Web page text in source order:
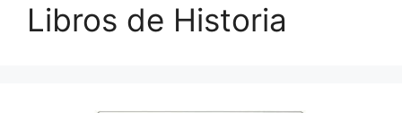
Libros de Historia